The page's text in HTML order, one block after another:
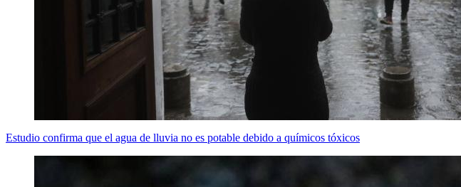
Estudio confirma que el agua de lluvia no es potable debido a químicos tóxicos